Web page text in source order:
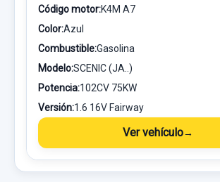
Código motor:K4M A7
Color:Azul
Combustible:Gasolina
Modelo:SCENIC (JA..)
Potencia:102CV 75KW
Versión:1.6 16V Fairway
Ver vehículo